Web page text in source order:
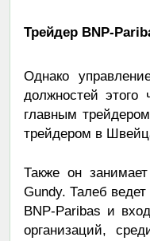
Трейдер BNP-
Однако
должностей
главным
трейдером в
Также он
Gundy. Талеб
BNP-Paribas и
организаций,